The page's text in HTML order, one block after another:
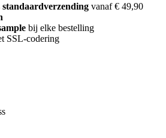
vanaf € 49,90
bij elke bestelling
SSL-codering